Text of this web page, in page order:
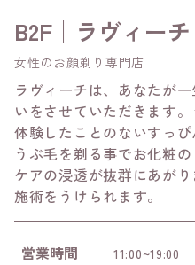
B2F│ラヴィー
女性のお顔剃り専門店
ラヴィーチは、あなたが
いをさせていただきます
体験したことのないすっ
うぶ毛を剃る事でお化粧
ケアの浸透が抜群にあが
施術をうけられます。
営業時間 11:00~19:00